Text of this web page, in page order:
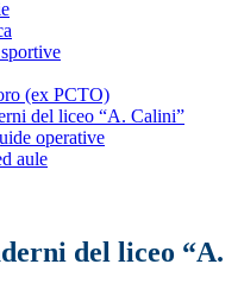
(ex PCTO)
del liceo “A. Calini”
operative
aule
del liceo “A.